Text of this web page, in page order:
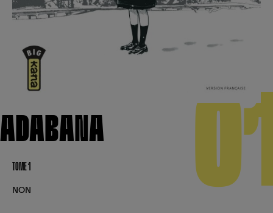
ADABANA
TOME 1
NON
Se connecter
Hunter x Hunter
Fire Force
Black Butler